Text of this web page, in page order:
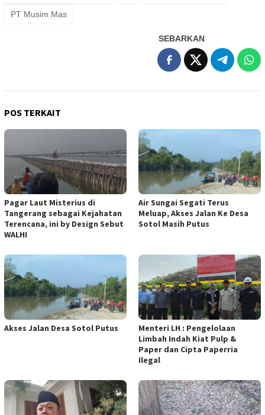
PT Musim Mas
SEBARKAN
POS TERKAIT
Pagar Laut Misterius di
Tangerang sebagai Kejahatan
Terencana, ini by Design Sebut
WALHI
Air Sungai Segati Terus
Meluap, Akses Jalan Ke Desa
Sotol Masih Putus
Akses Jalan Desa Sotol Putus
Menteri LH : Pengelolaan
Limbah Indah Kiat Pulp &
Paper dan Cipta Paperria
Ilegal